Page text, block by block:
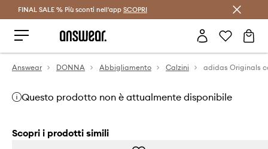
Risparmia con Answear Club >
FINAL SALE % Più sconti nell'app SCOPRI
Answear DONNA Abbigliamento Calzini
Questo prodotto non è attualmente disponibile
Scopri i prodotti simili